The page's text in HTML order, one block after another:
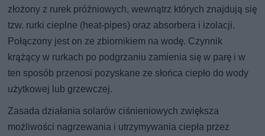
złożony z rurek próżniowych, wewnątrz których znajdują się
tzw. rurki cieplne (heat-pipes) oraz absorbera i izolacji.
Połączony jest on ze zbiornikiem na wodę. Czynnik
krążący w rurkach po podgrzaniu zamienia się w parę i w
ten sposób przenosi pozyskane ze słońca ciepło do wody
użytkowej lub grzewczej.
Zasada działania solarów ciśnieniowych zwiększa
możliwości nagrzewania i utrzymywania ciepła przez